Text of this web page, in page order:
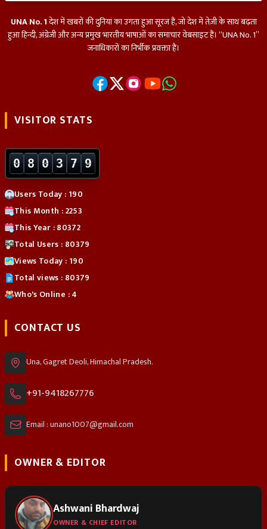
UNA No. 1देश में खबरों की दुनियां का उगता हुआ सूरज हैं, जो देश में तेज़ी के साथ बढ़ता
हुआ हिन्दी, अंग्रेजी और अन्य प्रमुख भारतीय भाषाओं का समाचार वेबसाइट हैं। “UNA No. 1”
जनाधिकारों का निर्भीक प्रवक्ता हैं।
VISITOR STATS
0 8 0 3 7 9
Users Today : 190
This Month : 2253
This Year : 80372
Total Users : 80379
Views Today : 190
Total views : 80379
Who's Online : 4
CONTACT US
Una, Gagret Deoli, Himachal Pradesh.
+91-9418267776
Email : unano1007@gmail.com
OWNER & EDITOR
Ashwani Bhardwaj
OWNER & CHIEF EDITOR